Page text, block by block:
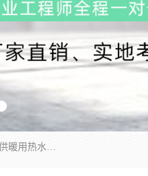
蒸汽锅炉：水管锅炉、火管锅炉、混合式锅炉、其他蒸汽锅炉； 热水锅炉：家用型集中供暖用热水锅炉、其他热水锅炉； 有机热载体锅炉； 船用蒸汽锅炉； （锅炉用辅助设备及装置）蒸汽冷凝器：表面冷凝器、混合式冷凝器、空冷式冷凝器、其他蒸汽冷凝器； 锅炉用辅助设备：节热器、蒸汽收集器、蓄能器、烟垢清除器、气体回收器、泥渣刮除器、空气预热器、其他锅炉用辅助设备；